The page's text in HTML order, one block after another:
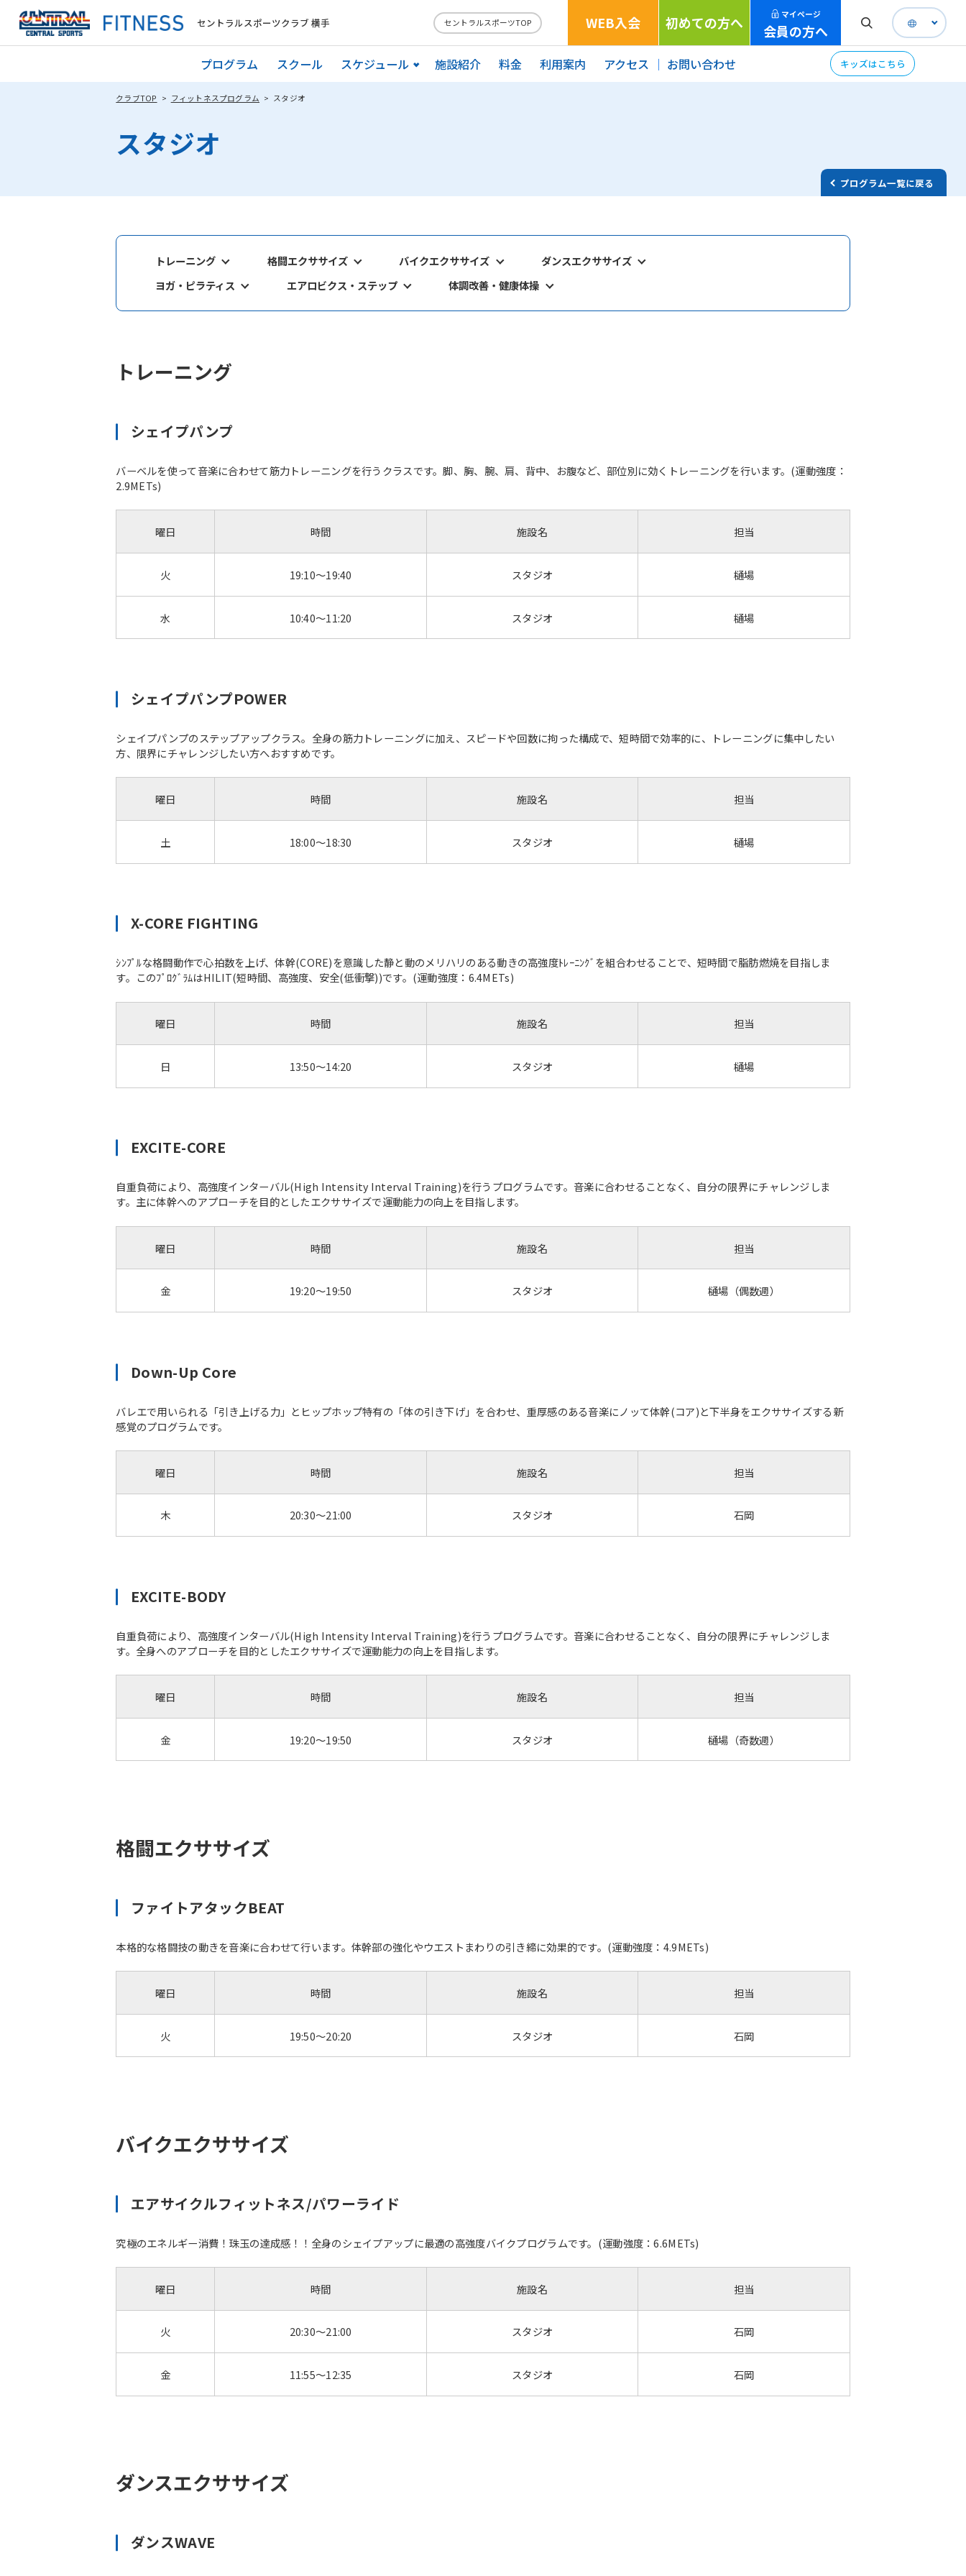
セントラルスポーツクラブ 横手 セントラルスポーツTOP WEB入会 初めての方へ マイページ
会員の方へ
プログラム スクール スケジュール 施設紹介 料金 利用案内 アクセス お問い合わせ キッズはこちら
クラブTOP フィットネスプログラム スタジオ
スタジオ
プログラム一覧に戻る
トレーニング 格闘エクササイズ バイクエクササイズ
ダンスエクササイズ
ヨガ・ピラティス
エアロビクス・ステップ 体調改善・健康体操
トレーニング
シェイプパンプ
バーベルを使って音楽に合わせて筋力トレーニングを行うクラスです。脚、胸、腕、肩、背中、お腹など、部位別に効くトレーニングを行います。(運動強度：
2.9METs)
曜日
火
時間
19:10～19:40
施設名
スタジオ
担当
樋場
水 10:40～11:20 スタジオ 樋場
シェイプパンプPOWER
シェイプパンプのステップアップクラス。全身の筋力トレーニングに加え、スピードや回数に拘った構成で、短時間で効率的に、トレーニングに集中したい
方、限界にチャレンジしたい方へおすすめです。
曜日
土
時間
18:00～18:30
施設名
スタジオ
担当
樋場
X-CORE FIGHTING
ｼﾝﾌﾟﾙな格闘動作で心拍数を上げ、体幹(CORE)を意識した静と動のメリハリのある動きの高強度ﾄﾚｰﾆﾝｸﾞを組合わせることで、短時間で脂肪燃焼を目指しま
す。このﾌﾟﾛｸﾞﾗﾑはHILIT(短時間、高強度、安全(低衝撃))です。(運動強度：6.4METs)
曜日
日
時間
13:50～14:20
施設名
スタジオ
担当
樋場
EXCITE-CORE
自重負荷により、高強度インターバル(High Intensity Interval Training)を行うプログラムです。音楽に合わせることなく、自分の限界にチャレンジしま
す。主に体幹へのアプローチを目的としたエクササイズで運動能力の向上を目指します。
曜日
金
時間
19:20～19:50
施設名
スタジオ
担当
樋場（偶数週）
Down-Up Core
バレエで用いられる「引き上げる力」とヒップホップ特有の「体の引き下げ」を合わせ、重厚感のある音楽にノッて体幹(コア)と下半身をエクササイズする新
感覚のプログラムです。
曜日
木
時間
20:30～21:00
施設名
スタジオ
担当
石岡
EXCITE-BODY
自重負荷により、高強度インターバル(High Intensity Interval Training)を行うプログラムです。音楽に合わせることなく、自分の限界にチャレンジしま
す。全身へのアプローチを目的としたエクササイズで運動能力の向上を目指します。
曜日
金
時間
19:20～19:50
施設名
スタジオ
担当
樋場（奇数週）
格闘エクササイズ
ファイトアタックBEAT
本格的な格闘技の動きを音楽に合わせて行います。体幹部の強化やウエストまわりの引き締に効果的です。(運動強度：4.9METs)
曜日
火
時間
19:50～20:20
施設名
スタジオ
担当
石岡
バイクエクササイズ
エアサイクルフィットネス/パワーライド
究極のエネルギー消費！珠玉の達成感！！全身のシェイプアップに最適の高強度バイクプログラムです。(運動強度：6.6METs)
曜日
火
時間
20:30～21:00
施設名
スタジオ
担当
石岡
金 11:55～12:35 スタジオ 石岡
ダンスエクササイズ
ダンスWAVE
For foreigners
Central Sports official website is
translation service, the Japanese
version of this website will be
translated mechanically, so it may
not be an accurate translation.
The translation may differ from the
original content. We ask that you
fully understand this before using